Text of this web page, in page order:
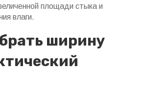
площади стыка и
влаги.
ширину